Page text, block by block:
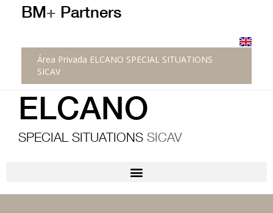
BM+ Partners
Área Privada ELCANO SPECIAL SITUATIONS
SICAV
ELCANO
SPECIAL SITUATIONS SICAV